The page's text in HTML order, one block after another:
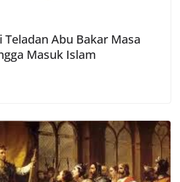
Teladan Abu Bakar Masa
Masuk Islam